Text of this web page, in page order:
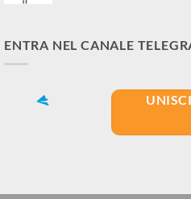
255,00€.
ENTRA NEL CANALE